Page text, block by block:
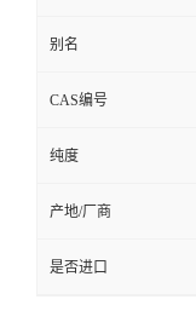
别名
CAS编号
纯度
产地/厂商
是否进口